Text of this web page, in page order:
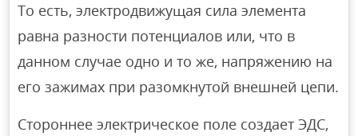
То есть, электродвижущая сила элемента
равна разности потенциалов или, что в
данном случае одно и то же, напряжению на
его зажимах при разомкнутой внешней цепи.
Стороннее электрическое поле создает ЭДС,